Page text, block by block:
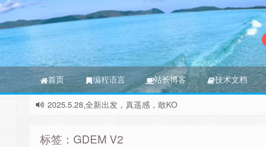
首页 编程语言 站长博客 技术文档
2025.5.28,全新出发，真遥感，敢KO
标签：GDEM V2